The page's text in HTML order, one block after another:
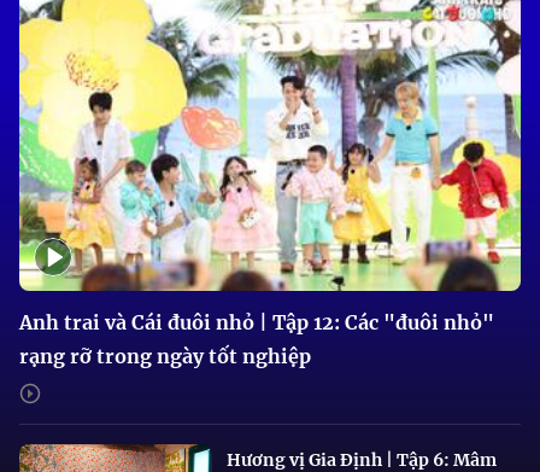
Anh trai và Cái đuôi nhỏ | Tập 12: Các "đuôi nhỏ"
rạng rỡ trong ngày tốt nghiệp
Hương vị Gia Định | Tập 6: Mâm